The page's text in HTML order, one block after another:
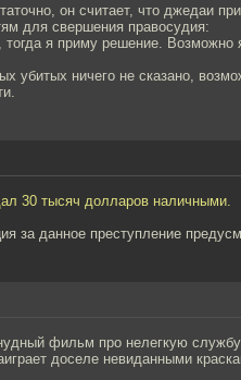
он считает, что джедаи
для свершения правосудия:
тогда я приму решение. Возможно
убитых ничего не сказано,
30 тысяч долларов наличными.
за данное преступление
фильм про нелегкую
доселе невиданными